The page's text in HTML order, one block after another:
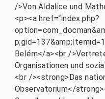
/>Von Aldalice und
<p><a href="index.php?
Belém</a><br /
Organisationen und
<br /><strong>Das
Observatorium</